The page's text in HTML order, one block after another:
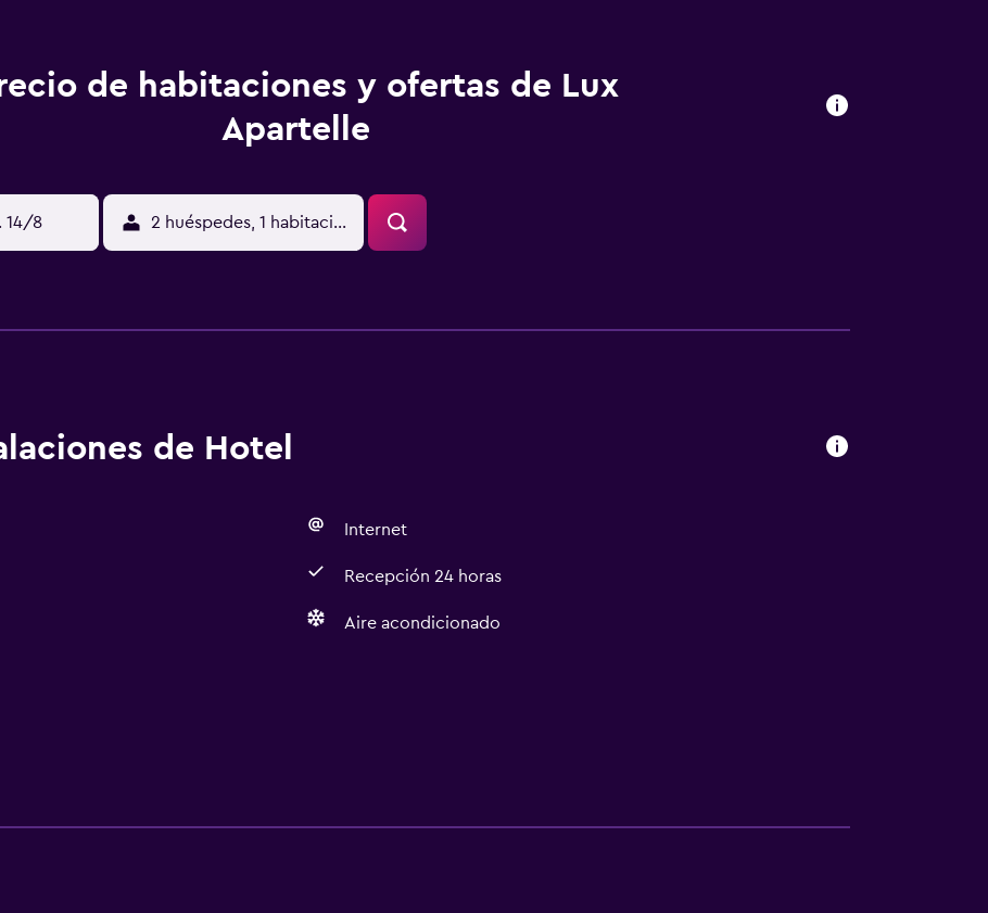
de habitaciones y ofertas de Lux
Apartelle
14/8 2 huéspedes, 1 habitación
de Hotel
Internet
Recepción 24 horas
Aire acondicionado